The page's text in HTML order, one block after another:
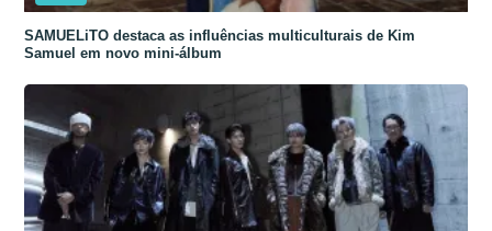
SAMUELiTO destaca as influências multiculturais de Kim
Samuel em novo mini-álbum